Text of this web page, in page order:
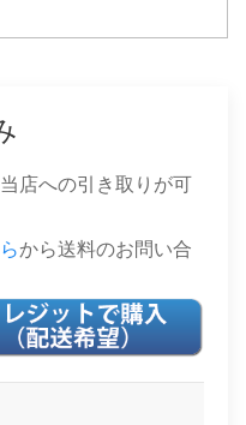
店への引き取りが可
から送料のお問い合